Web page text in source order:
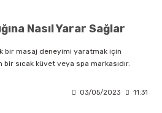
Nasıl Yarar Sağlar
bir masaj deneyimi yaratmak için
sıcak küvet veya spa markasıdır.
03/05/2023 11:31